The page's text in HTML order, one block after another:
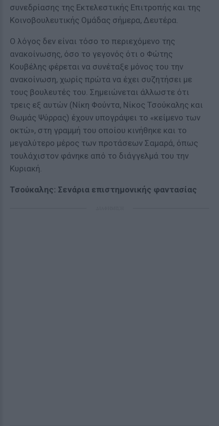
συνεδρίασης της Εκτελεστικής Επιτροπής και της
Κοινοβουλευτικής Ομάδας σήμερα, Δευτέρα.
Ο λόγος δεν είναι τόσο το περιεχόμενο της
ανακοίνωσης, όσο το γεγονός ότι ο Φώτης
Κουβέλης φέρεται να συνέταξε μόνος του την
ανακοίνωση, χωρίς πρώτα να έχει συζητήσει με
τους βουλευτές του. Σημειώνεται άλλωστε ότι
τρεις εξ αυτών (Νίκη Φούντα, Νίκος Τσούκαλης και
Θωμάς Ψύρρας) έχουν υπογράψει το «κείμενο των
οκτώ», στη γραμμή του οποίου κινήθηκε και το
μεγαλύτερο μέρος των προτάσεων Σαμαρά, όπως
τουλάχιστον φάνηκε από το διάγγελμά του την
Κυριακή.
Τσούκαλης: Σενάρια επιστημονικής φαντασίας